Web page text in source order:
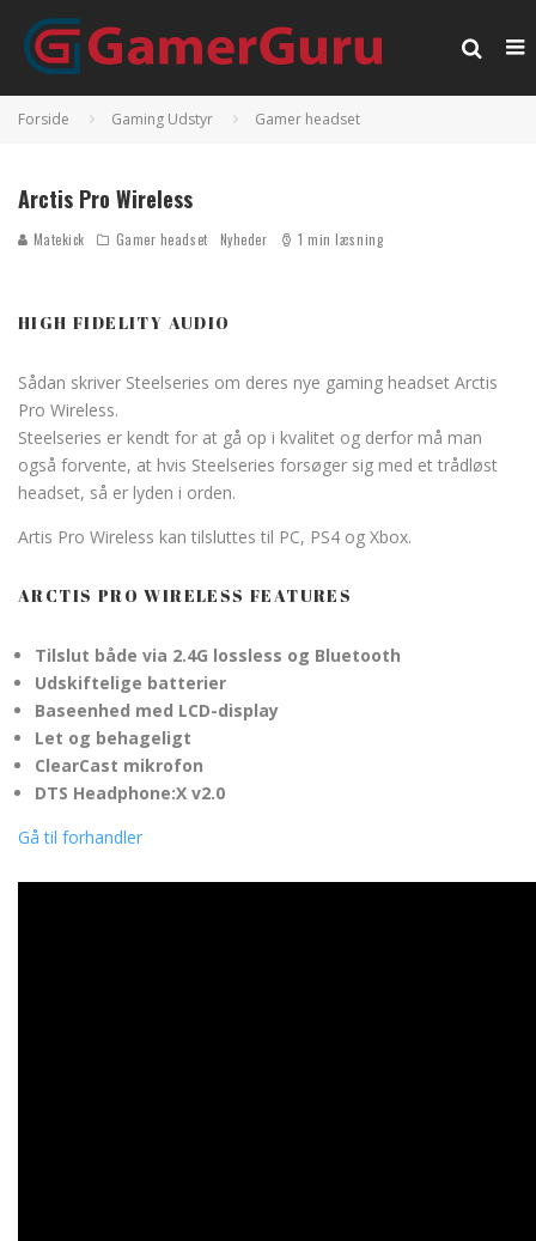
Forside Gaming Udstyr Gamer headset
Arctis Pro Wireless
Matekick Gamer headset Nyheder 1 min læsning
HIGH FIDELITY AUDIO
Sådan skriver Steelseries om deres nye gaming headset Arctis
Pro Wireless.
Steelseries er kendt for at gå op i kvalitet og derfor må man
også forvente, at hvis Steelseries forsøger sig med et trådløst
headset, så er lyden i orden.
Artis Pro Wireless kan tilsluttes til PC, PS4 og Xbox.
ARCTIS PRO WIRELESS FEATURES
Tilslut både via 2.4G lossless og Bluetooth
Udskiftelige batterier
Baseenhed med LCD-display
Let og behageligt
ClearCast mikrofon
DTS Headphone:X v2.0
Gå til forhandler